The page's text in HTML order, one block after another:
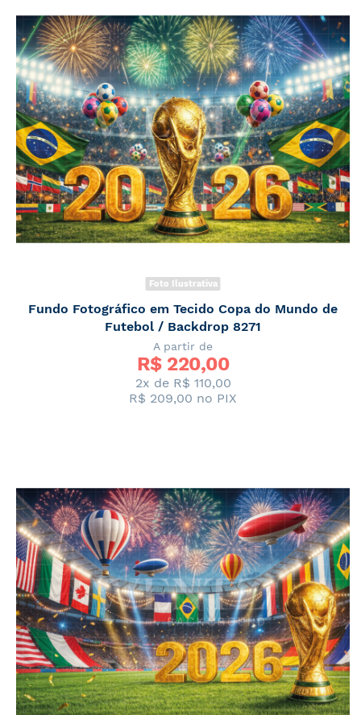
Foto Ilustrativa
Fundo Fotográfico em Tecido Copa do Mundo de
Futebol / Backdrop 8271
A partir de
R$ 220,00
2x de R$ 110,00
R$ 209,00 no PIX